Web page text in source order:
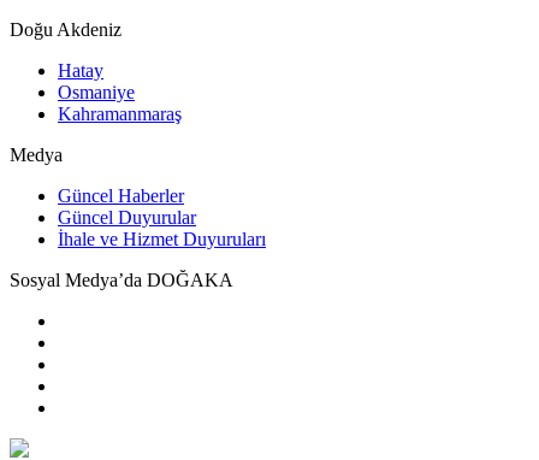
Doğu Akdeniz
Hatay
Osmaniye
Kahramanmaraş
Medya
Güncel Haberler
Güncel Duyurular
İhale ve Hizmet Duyuruları
Sosyal Medya’da DOĞAKA